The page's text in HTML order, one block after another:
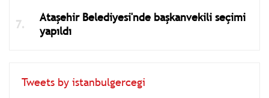
Ataşehir Belediyesi'nde başkanvekili seçimi
yapıldı
Tweets by istanbulgercegi